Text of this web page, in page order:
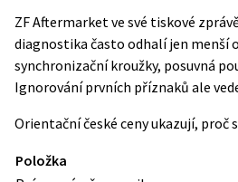
ZF Aftermarket ve své tiskové
diagnostika často odhalí jen menší
synchronizační kroužky, posuvná
Ignorování prvních příznaků ale
Orientační české ceny ukazují, proč
Položka